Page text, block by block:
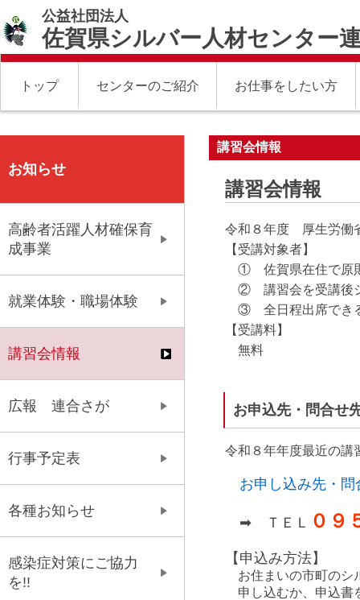
公益社団法人
佐賀県シルバー人材センター
トップ センターのご紹介 お仕事をしたい方
講習会情報
講習会情報
令和８年度 厚生労働
【受講対象者】
① 佐賀県在住で原
② 講習会を受講後シ
③ 全日程出席でき
【受講料】
無料
お申込先・問合せ
令和８年年度最近の講
お申し込み先・問
➡ ＴＥＬ ０９
【申込み方法】
お住まいの市町のシ
申し込むか、申込書
お知らせ
高齢者活躍人材確保育
成事業
就業体験・職場体験
講習会情報
広報 連合さが
行事予定表
各種お知らせ
感染症対策にご協力
を!!